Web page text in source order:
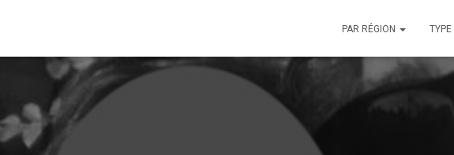
PAR RÉGION TYPE